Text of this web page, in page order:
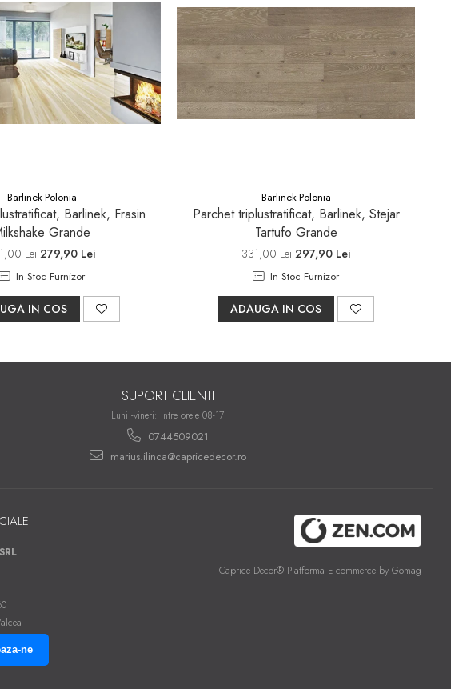
Barlinek-Polonia
Barlinek, Frasin
Grande
Lei279,90 Lei
In Stoc Furnizor
IN COS
Barlinek-Polonia
Parchet triplustratificat, Barlinek, Stejar
Tartufo Grande
331,00 Lei297,90 Lei
In Stoc Furnizor
ADAUGA IN COS
SUPORT CLIENTI
Luni -vineri: intre orele 08-17
0744509021
marius.ilinca@capricedecor.ro
ne
Caprice Decor® Platforma E-commerce by Gomag